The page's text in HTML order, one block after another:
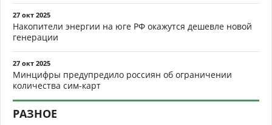
27 окт 2025
Накопители энергии на юге РФ окажутся дешевле новой
генерации
27 окт 2025
Минцифры предупредило россиян об ограничении
количества сим-карт
РАЗНОЕ